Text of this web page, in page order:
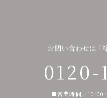
お問い合わせは 「
0120-
■営業時間／10:00～